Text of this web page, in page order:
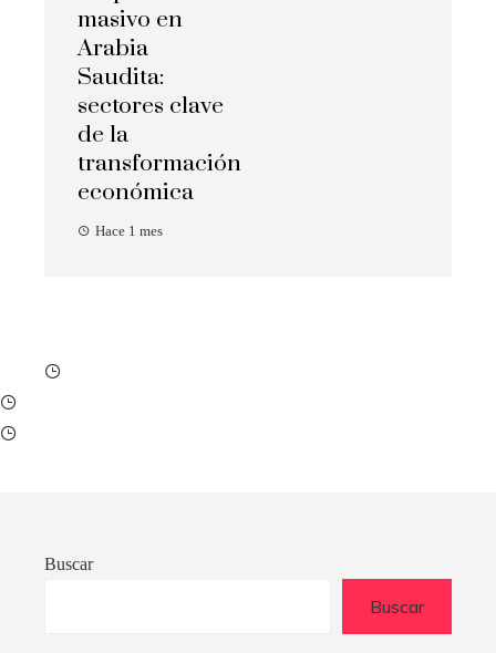
masivo en
Arabia
Saudita:
sectores clave
de la
transformación
económica
Hace 1 mes
Buscar
Buscar